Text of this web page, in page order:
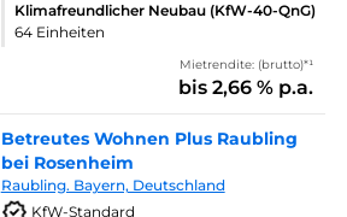
Klimafreundlicher Neubau (KfW-40-QnG)
64 Einheiten
Mietrendite: (brutto)*¹
bis 2,66 % p.a.
Betreutes Wohnen Plus Raubling
bei Rosenheim
Raubling. Bayern, Deutschland
KfW-Standard